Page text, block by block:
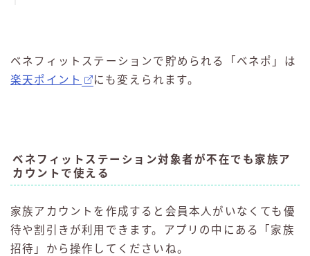
ベネフィットステーションで貯められる「ベネポ」は
楽天ポイント
にも変えられます。
ベネフィットステーション対象者が不在でも家族ア
カウントで使える
家族アカウントを作成すると会員本人がいなくても優
待や割引きが利用できます。アプリの中にある「家族
招待」から操作してくださいね。